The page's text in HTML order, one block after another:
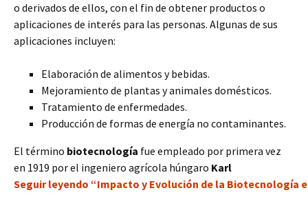
o derivados de ellos, con el fin de obtener productos o
aplicaciones de interés para las personas. Algunas de sus
aplicaciones incluyen:
Elaboración de alimentos y bebidas.
Mejoramiento de plantas y animales domésticos.
Tratamiento de enfermedades.
Producción de formas de energía no contaminantes.
El término biotecnología fue empleado por primera vez
en 1919 por el ingeniero agrícola húngaro Karl
Seguir leyendo “Impacto y Evolución de la Biotecnología